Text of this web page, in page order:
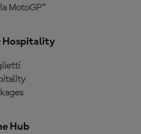
MotoGP™
Hospitality
Hub